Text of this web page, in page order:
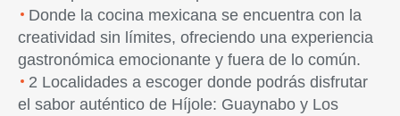
Donde la cocina mexicana se encuentra con la
creatividad sin límites, ofreciendo una experiencia
gastronómica emocionante y fuera de lo común.
2 Localidades a escoger donde podrás disfrutar
el sabor auténtico de Híjole: Guaynabo y Los